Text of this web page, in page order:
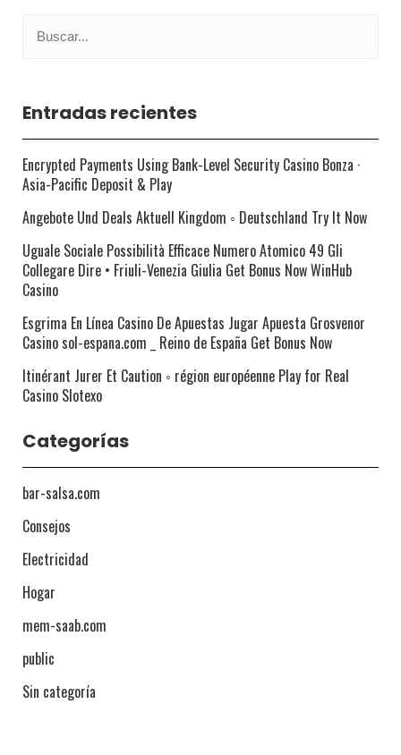
Entradas recientes
Encrypted Payments Using Bank-Level Security Casino Bonza ·
Asia-Pacific Deposit & Play
Angebote Und Deals Aktuell Kingdom ◦ Deutschland Try It Now
Uguale Sociale Possibilità Efficace Numero Atomico 49 Gli
Collegare Dire • Friuli-Venezia Giulia Get Bonus Now WinHub
Casino
Esgrima En Línea Casino De Apuestas Jugar Apuesta Grosvenor
Casino sol-espana.com _ Reino de España Get Bonus Now
Itinérant Jurer Et Caution ◦ région européenne Play for Real
Casino Slotexo
Categorías
bar-salsa.com
Consejos
Electricidad
Hogar
mem-saab.com
public
Sin categoría